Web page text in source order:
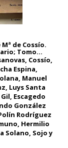
Mª de Cossío.
Tomo...
Cossío,
Espina,
Manuel
Luys Santa
Escagedo
González
Rodríguez
Hermilio
Solano, Sojo y